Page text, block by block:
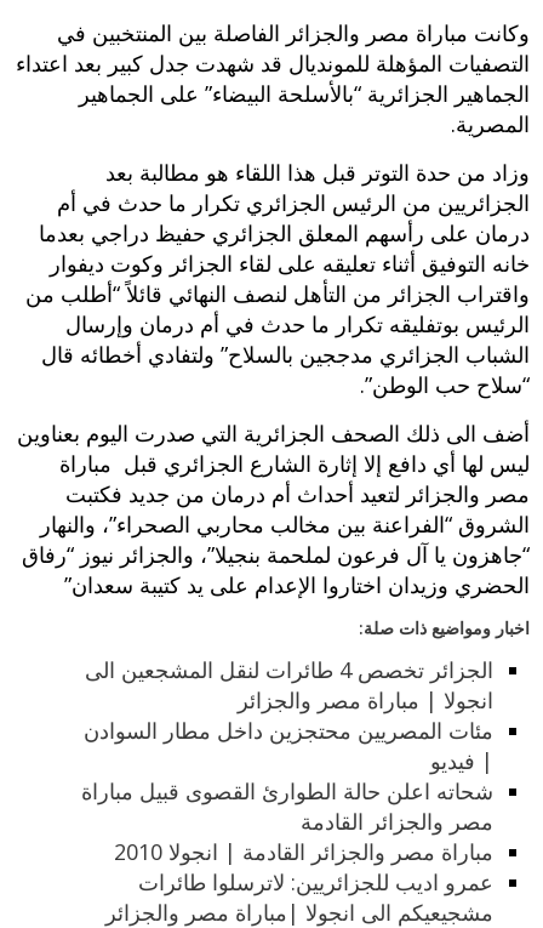
وكانت مباراة مصر والجزائر الفاصلة بين المنتخبين في
التصفيات المؤهلة للمونديال قد شهدت جدل كبير بعد اعتداء
الجماهير الجزائرية “بالأسلحة البيضاء” على الجماهير
المصرية.
وزاد من حدة التوتر قبل هذا اللقاء هو مطالبة بعد
الجزائريين من الرئيس الجزائري تكرار ما حدث في أم
درمان على رأسهم المعلق الجزائري حفيظ دراجي بعدما
خانه التوفيق أثناء تعليقه على لقاء الجزائر وكوت ديفوار
واقتراب الجزائر من التأهل لنصف النهائي قائلاً “أطلب من
الرئيس بوتفليقه تكرار ما حدث في أم درمان وإرسال
الشباب الجزائري مدججين بالسلاح” ولتفادي أخطائه قال
“سلاح حب الوطن”.
أضف الى ذلك الصحف الجزائرية التي صدرت اليوم بعناوين
ليس لها أي دافع إلا إثارة الشارع الجزائري قبل مباراة
مصر والجزائر لتعيد أحداث أم درمان من جديد فكتبت
الشروق “الفراعنة بين مخالب محاربي الصحراء”، والنهار
“جاهزون يا آل فرعون لملحمة بنجيلا”، والجزائر نيوز “رفاق
الحضري وزيدان اختاروا الإعدام على يد كتيبة سعدان”
اخبار ومواضيع ذات صلة:
الجزائر تخصص 4 طائرات لنقل المشجعين الى
انجولا | مباراة مصر والجزائر
مئات المصريين محتجزين داخل مطار السوادن
| فيديو
شحاته اعلن حالة الطوارئ القصوى قبيل مباراة
مصر والجزائر القادمة
مباراة مصر والجزائر القادمة | انجولا 2010
عمرو اديب للجزائريين: لاترسلوا طائرات
مشجيعيكم الى انجولا |مباراة مصر والجزائر